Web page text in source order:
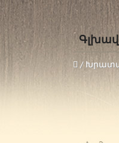
/